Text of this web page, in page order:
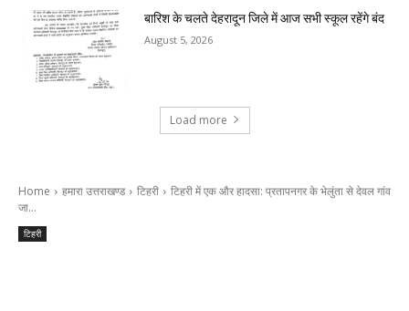
बारिश के चलते देहरादून जिले में आज सभी स्कूल रहेंगे बंद
August 5, 2026
Load more